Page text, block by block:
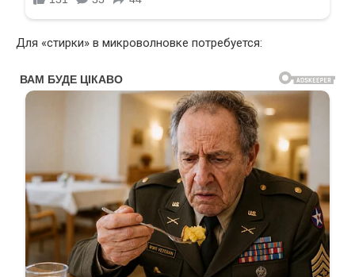
Для «стирки» в микроволновке потребуется: